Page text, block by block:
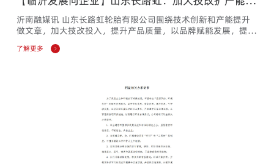
赋能高质量发展
沂南融媒讯 山东长路虹轮胎有限公司围绕技术创新和产能提升
做文章，加大技改投入，提升产品质量，以品牌赋能发展，提高
国内外市场竞争力，为推动企业高质量发展注入强大动力。
了解更多